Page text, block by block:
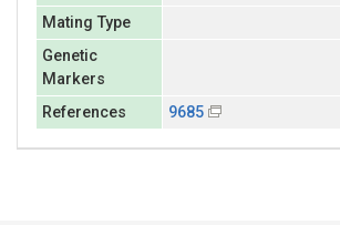
Mating Type
Genetic
Markers
References
9685